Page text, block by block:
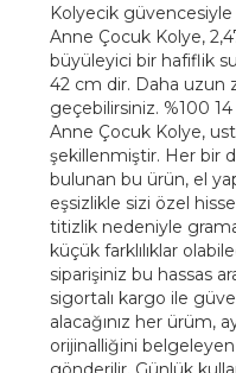
Kolyecik güvencesiyle
Anne Çocuk Kolye,
büyüleyici bir hafiflik
42 cm dir. Daha uzun
geçebilirsiniz. %100
Anne Çocuk Kolye,
şekillenmiştir. Her bir
bulunan bu ürün, el
eşsizlikle sizi özel
titizlik nedeniyle
küçük farklılıklar
siparişiniz bu hassas
sigortalı kargo ile
alacağınız her ürüm,
orijinalliğini